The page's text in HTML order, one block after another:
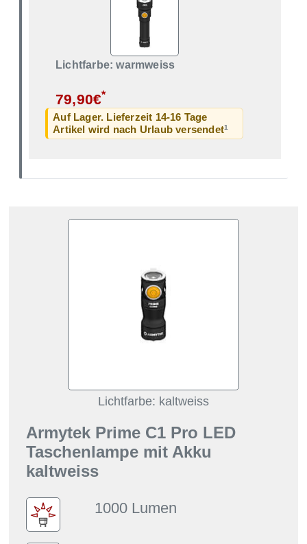
Lichtfarbe: warmweiss
79,90€*
Auf Lager. Lieferzeit 14-16 Tage
Artikel wird nach Urlaub versendet1
Lichtfarbe: kaltweiss
Armytek Prime C1 Pro LED
Taschenlampe mit Akku
kaltweiss
1000 Lumen